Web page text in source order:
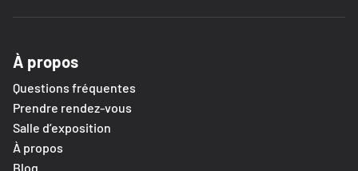
À propos
Questions fréquentes
Prendre rendez-vous
Salle d’exposition
À propos
Blog